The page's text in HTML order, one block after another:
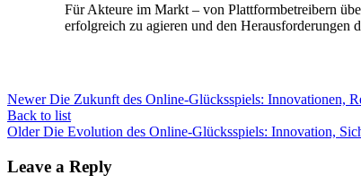
Für Akteure im Markt – von Plattformbetreibern
erfolgreich zu agieren und den Herausforderungen
Newer Die Zukunft des Online-Glücksspiels: Innovationen,
Back to list
Older Die Evolution des Online-Glücksspiels: Innovation,
Leave a Reply